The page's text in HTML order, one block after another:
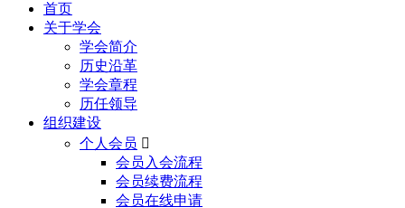
首页
关于学会
学会简介
历史沿革
学会章程
历任领导
组织建设
个人会员 
会员入会流程
会员续费流程
会员在线申请